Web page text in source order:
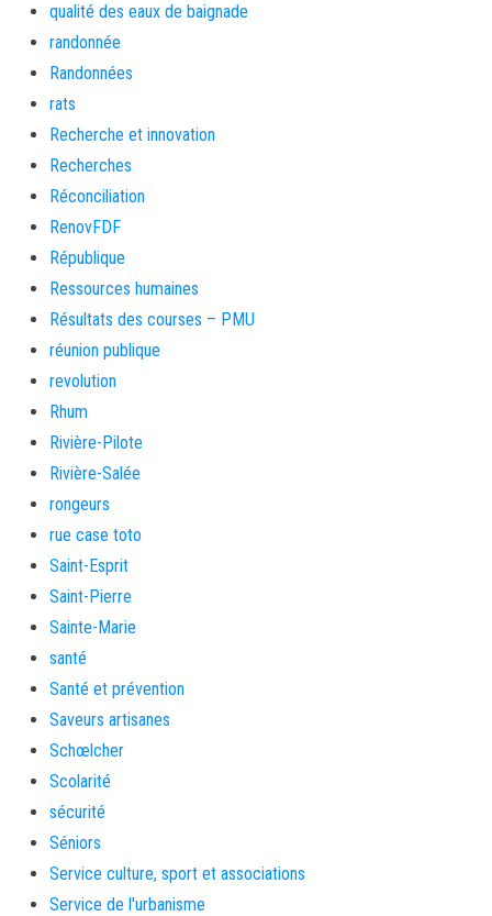
qualité des eaux de baignade
randonnée
Randonnées
rats
Recherche et innovation
Recherches
Réconciliation
RenovFDF
République
Ressources humaines
Résultats des courses – PMU
réunion publique
revolution
Rhum
Rivière-Pilote
Rivière-Salée
rongeurs
rue case toto
Saint-Esprit
Saint-Pierre
Sainte-Marie
santé
Santé et prévention
Saveurs artisanes
Schœlcher
Scolarité
sécurité
Séniors
Service culture, sport et associations
Service de l'urbanisme